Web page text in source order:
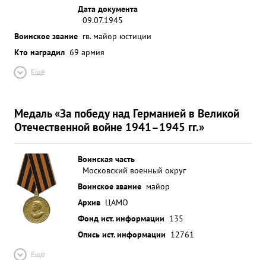
Дата документа
09.07.1945
Воинское звание гв. майор юстиции
Кто наградил 69 армия
Ещё
Медаль «За победу над Германией в Великой
Отечественной войне 1941–1945 гг.»
Воинская часть
Московский военный округ
Воинское звание майор
Архив ЦАМО
Фонд ист. информации 135
Опись ист. информации 12761
Ещё